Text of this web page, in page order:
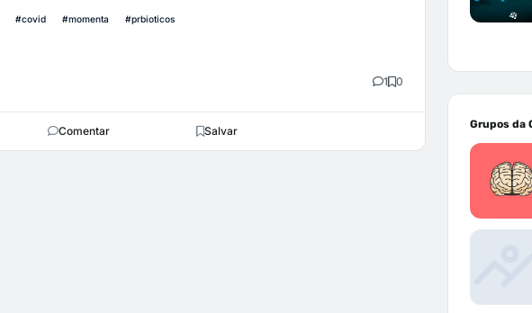
#covid #momenta #prbioticos
1 0
Comentar Salvar Grupos da